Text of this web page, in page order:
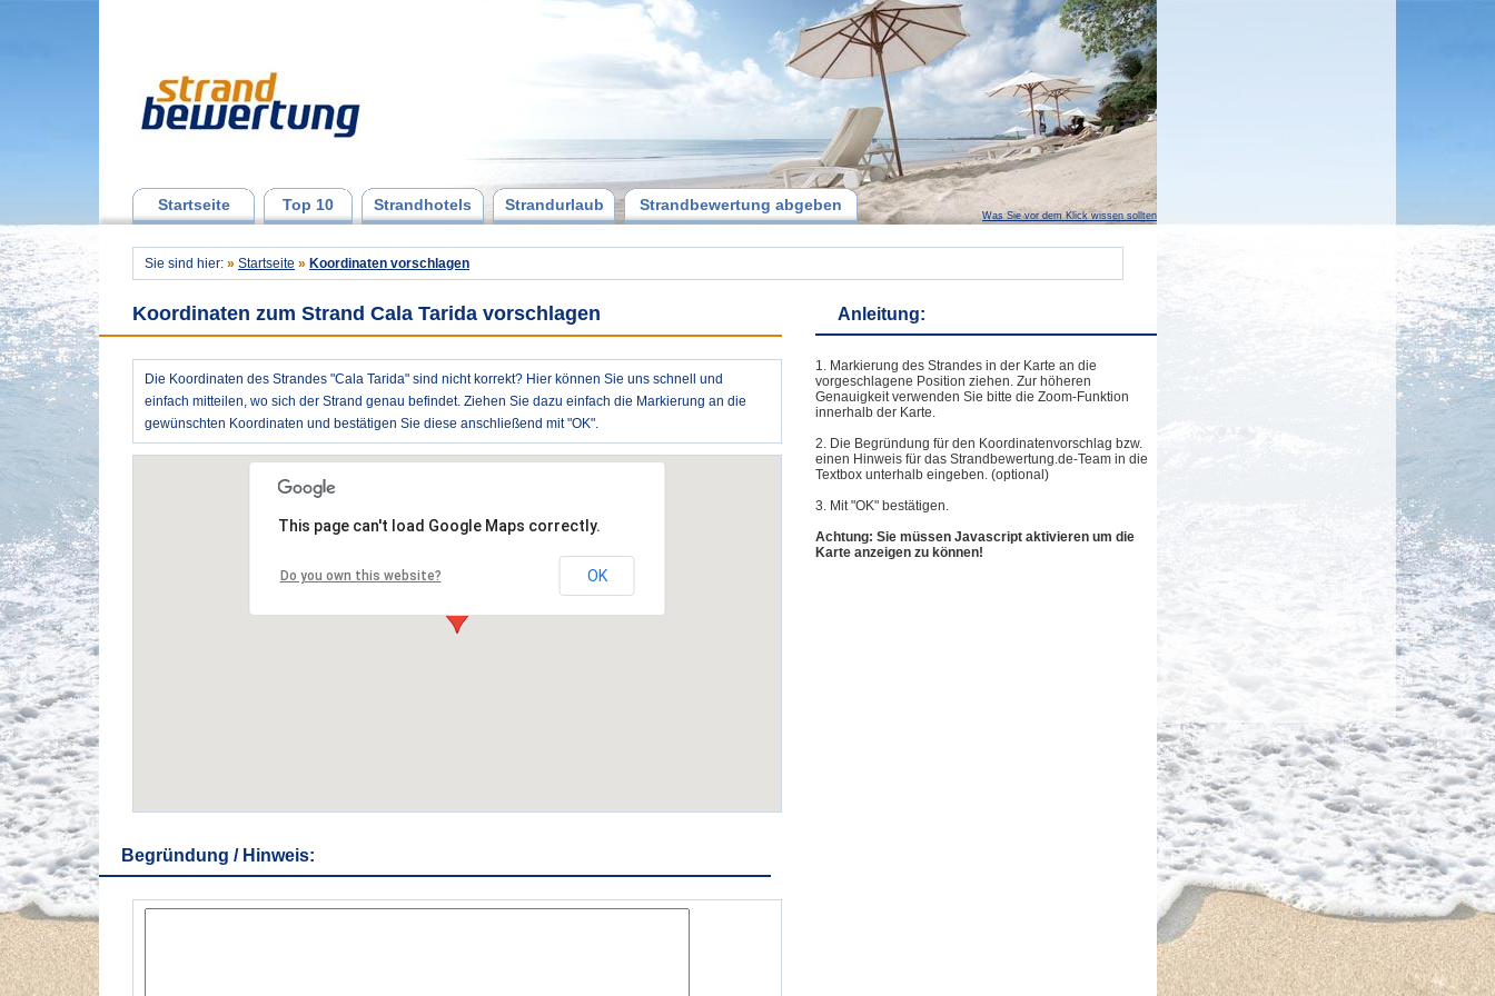
Startseite Top 10 Strandhotels Strandurlaub Strandbewertung abgeben
Was Sie vor dem Klick wissen sollten
Sie sind hier: » Startseite » Koordinaten vorschlagen
Koordinaten zum Strand Cala Tarida vorschlagen
Die Koordinaten des Strandes "Cala Tarida" sind nicht korrekt? Hier können Sie uns schnell und
einfach mitteilen, wo sich der Strand genau befindet. Ziehen Sie dazu einfach die Markierung an die
gewünschten Koordinaten und bestätigen Sie diese anschließend mit "OK".
This page can't load Google Maps correctly.
Do you own this website? OK
Begründung / Hinweis:
Anleitung:
1. Markierung des Strandes in der Karte an die
vorgeschlagene Position ziehen. Zur höheren
Genauigkeit verwenden Sie bitte die Zoom-Funktion
innerhalb der Karte.
2. Die Begründung für den Koordinatenvorschlag bzw.
einen Hinweis für das Strandbewertung.de-Team in die
Textbox unterhalb eingeben. (optional)
3. Mit "OK" bestätigen.
Achtung: Sie müssen Javascript aktivieren um die
Karte anzeigen zu können!